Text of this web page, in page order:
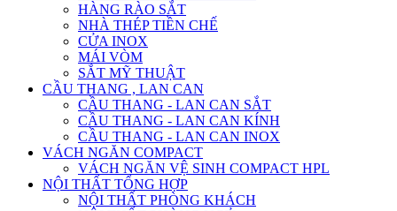
HÀNG RÀO SẮT
NHÀ THÉP TIỀN CHẾ
CỬA INOX
MÁI VÒM
SẮT MỸ THUẬT
CẦU THANG , LAN CAN
CẦU THANG - LAN CAN SẮT
CẦU THANG - LAN CAN KÍNH
CẦU THANG - LAN CAN INOX
VÁCH NGĂN COMPACT
VÁCH NGĂN VỆ SINH COMPACT HPL
NỘI THẤT TỔNG HỢP
NỘI THẤT PHÒNG KHÁCH